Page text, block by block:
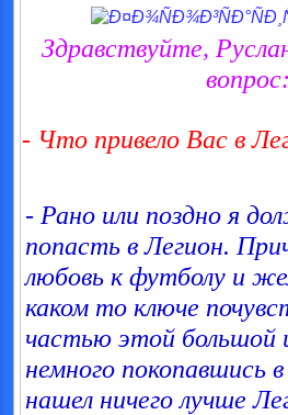
Здравствуйте,
вопрос:
- Что привело Вас в
- Рано или поздно я
попасть в Легион.
любовь к футболу и
каком то ключе
частью этой большой
немного покопавшись в
нашел ничего лучше